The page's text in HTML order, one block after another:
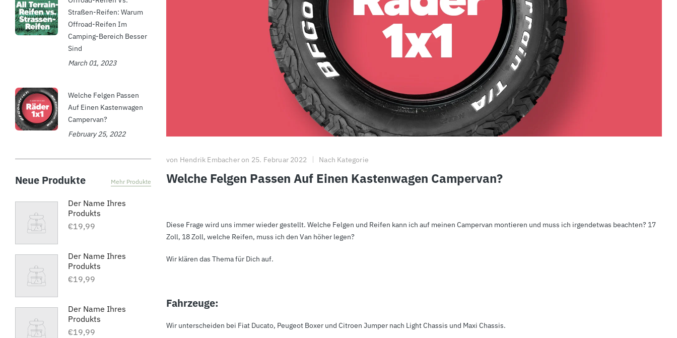
Straßen-Reifen: Warum
Offroad-Reifen Im
Camping-Bereich Besser
Sind
March 01, 2023
Welche Felgen Passen
Auf Einen Kastenwagen
Campervan?
February 25, 2022
Neue Produkte Mehr Produkte
Der Name Ihres
Produkts
€19,99
Der Name Ihres
Produkts
€19,99
Der Name Ihres
Produkts
€19,99
von Hendrik Embacheron 25. Februar 2022 Nach Kategorie
Welche Felgen Passen Auf Einen Kastenwagen Campervan?
Diese Frage wird uns immer wieder gestellt. Welche Felgen und Reifen kann ich auf meinen Campervan montieren und muss ich irgendetwas beachten? 17
Zoll, 18 Zoll, welche Reifen, muss ich den Van höher legen?
Wir klären das Thema für Dich auf.
Fahrzeuge:
Wir unterscheiden bei Fiat Ducato, Peugeot Boxer und Citroen Jumper nach Light Chassis und Maxi Chassis.